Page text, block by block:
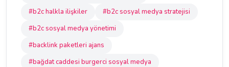
#b2c halkla ilişkiler
#b2c sosyal medya stratejisi
#b2c sosyal medya yönetimi
#backlink paketleri ajans
#bağdat caddesi burgerci sosyal medya